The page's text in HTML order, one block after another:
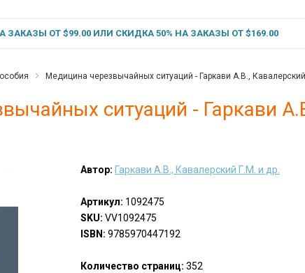
ОТ $99.00 ИЛИ СКИДКА 50% НА ЗАКАЗЫ ОТ $169.00
Медицина черезвычайных ситуаций - Гаркави А.В.,
ситуаций - Гаркави
Автор: Гаркави А.В., Кавалерский Г.М. и др.
Артикул: 1092475
SKU: VV1092475
ISBN: 9785970447192
Количество страниц: 352